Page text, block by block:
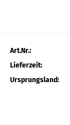
Art.Nr.:
Lieferzeit:
Ursprungsland: